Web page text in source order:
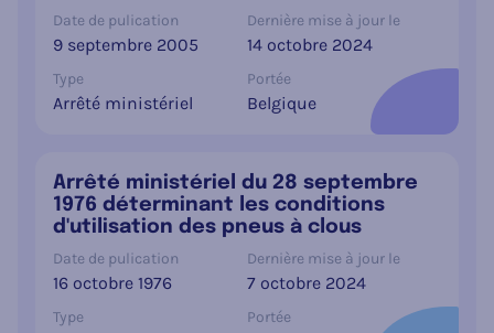
Date de pulication
9 septembre 2005
Dernière mise à jour le
14 octobre 2024
Type
Arrêté ministériel
Portée
Belgique
Arrêté ministériel du 28 septembre
1976 déterminant les conditions
d'utilisation des pneus à clous
Date de pulication
16 octobre 1976
Dernière mise à jour le
7 octobre 2024
Type Portée